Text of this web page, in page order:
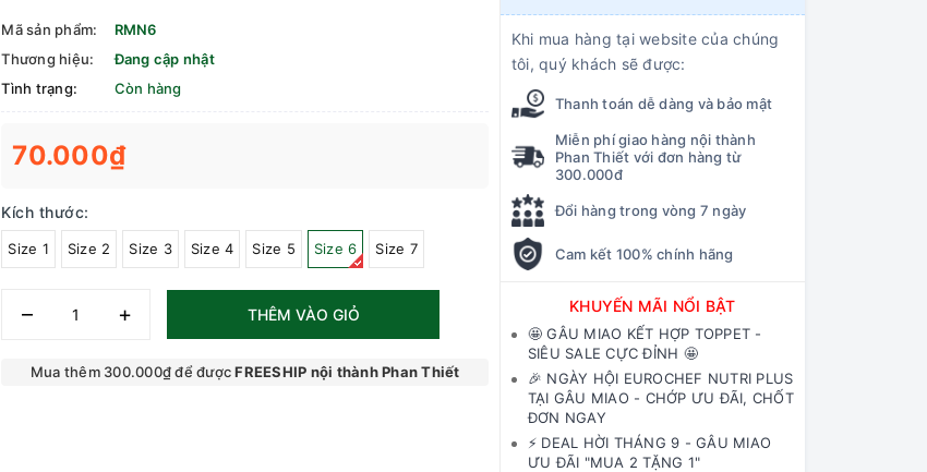
Mã sản phẩm:
RMN6
Thương hiệu:
Đang cập nhật
Tình trạng:
Còn hàng
70.000₫
Kích thước:
Size 1 Size 2 Size 3 Size 4 Size 5 Size 6 Size 7
– + THÊM VÀO GIỎ
Mua thêm 300.000₫ để đượcFREESHIP nội thành Phan Thiết
Khi mua hàng tại website của chúng
tôi, quý khách sẽ được:
Thanh toán dễ dàng và bảo mật
Miễn phí giao hàng nội thành
Phan Thiết với đơn hàng từ
300.000đ
Đổi hàng trong vòng 7 ngày
Cam kết 100% chính hãng
KHUYẾN MÃI NỔI BẬT
🤩 GÂU MIAO KẾT HỢP TOPPET -
SIÊU SALE CỰC ĐỈNH 🤩
🎉 NGÀY HỘI EUROCHEF NUTRI PLUS
TẠI GÂU MIAO - CHỚP ƯU ĐÃI, CHỐT
ĐƠN NGAY
⚡️ DEAL HỜI THÁNG 9 - GÂU MIAO
ƯU ĐÃI "MUA 2 TẶNG 1"